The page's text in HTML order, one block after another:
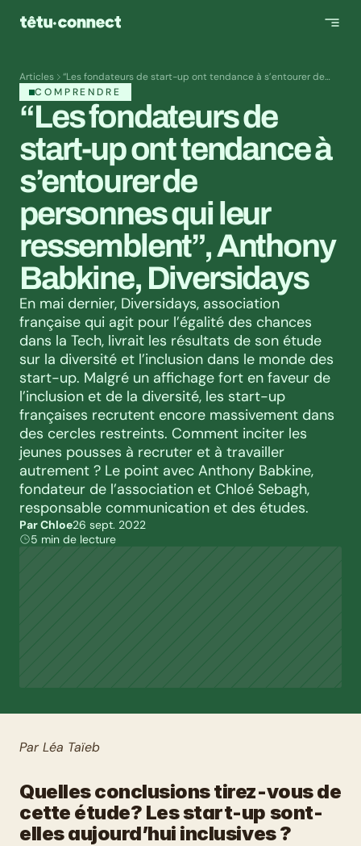
Articles
“Les fondateurs de start-up ont tendance à s’entourer de
personnes qui leur ressemblent”, Anthony Babkine,
Diversidays
COMPRENDRE
“Les fondateurs de
start-up ont tendance à
s’entourer de
personnes qui leur
ressemblent”, Anthony
Babkine, Diversidays
En mai dernier, Diversidays, association
française qui agit pour l’égalité des chances
dans la Tech, livrait les résultats de son étude
sur la diversité et l’inclusion dans le monde des
start-up. Malgré un affichage fort en faveur de
l’inclusion et de la diversité, les start-up
françaises recrutent encore massivement dans
des cercles restreints. Comment inciter les
jeunes pousses à recruter et à travailler
autrement ? Le point avec Anthony Babkine,
fondateur de l’association et Chloé Sebagh,
responsable communication et des études.
Par Chloe26 sept. 2022
5 min de lecture
Par Léa Taïeb
Quelles conclusions tirez-vous de
cette étude? Les start-up sont-
elles aujourd’hui inclusives ?